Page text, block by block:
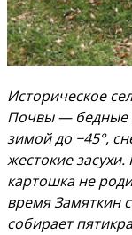
Историческое
Почвы — бедные
зимой до −45°,
жестокие
картошка не
время Замяткин
собирает